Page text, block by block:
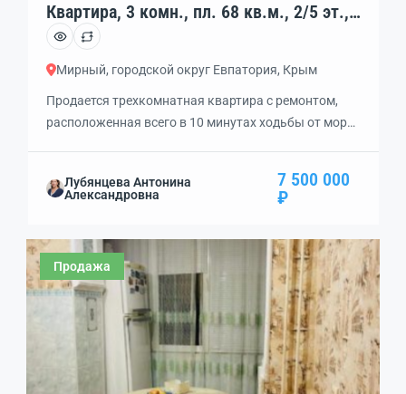
Квартира, 3 комн., пл. 68 кв.м., 2/5 эт.,
код: 460908
Мирный, городской округ Евпатория, Крым
Продается трехкомнатная квартира с ремонтом,
расположенная всего в 10 минутах ходьбы от моря.
двери, обновлены трубы сантехники и сделана
находятся магазины, детский сад, школа, большой
рынок и банк. Один собственник. Свяжитесь со
мной, […]
Лубянцева Антонина
Александровна
7 500 000
₽
Продажа